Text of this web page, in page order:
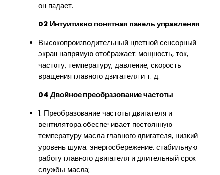
он падает.
03 Интуитивно понятная панель управления
Высокопроизводительный цветной сенсорный
экран напрямую отображает: мощность, ток,
частоту, температуру, давление, скорость
вращения главного двигателя и т. д.
04 Двойное преобразование частоты
1. Преобразование частоты двигателя и
вентилятора обеспечивает постоянную
температуру масла главного двигателя, низкий
уровень шума, энергосбережение, стабильную
работу главного двигателя и длительный срок
службы масла;